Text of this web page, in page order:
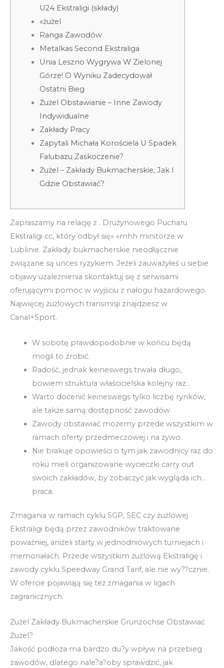
U24 Ekstraligi (składy)
«żużel
Ranga Zawodów
Metalkas Second Ekstraliga
Unia Leszno Wygrywa W Zielonej
Górze! O Wyniku Zadecydował
Ostatni Bieg
Żużel Obstawianie – Inne Zawody
Indywidualne
Zakłady Pracy
Zapytali Michała Korościela U Spadek
Falubazu Zaskoczenie?
Żużel – Zakłady Bukmacherskie, Jak I
Gdzie Obstawiać?
Zapraszamy na relację z . Drużynowego Pucharu
Ekstraligi cc, który odbył się» «mhh minitorze w
Lublinie. Zakłady bukmacherskie nieodłącznie
związane są unces ryzykiem. Jeżeli zauważyłeś u siebie
objawy uzależnienia skontaktuj się z serwisami
oferującymi pomoc w wyjściu z nałogu hazardowego.
Najwięcej żużlowych transmisji znajdziesz w
Canal+Sport.
W sobotę prawdopodobnie w końcu będą
mogli to zrobić.
Radość, jednak keineswegs trwała długo,
bowiem struktura właścicielska kolejny raz…
Warto docenić keineswegs tylko liczbę rynków,
ale także samą dostępność zawodów.
Zawody obstawiać możemy przede wszystkim w
ramach oferty przedmeczowej i na żywo.
Nie brakuje opowieści o tym jak zawodnicy raz do
roku mieli organizowane wycieczki carry out
swoich zakładów, by zobaczyć jak wygląda ich…
praca.
Zmagania w ramach cyklu SGP, SEC czy żużlowej
Ekstraligi będą przez zawodników traktowane
poważniej, aniżeli starty w jednodniowych turniejach i
memoriałach. Przede wszystkim żużlową Ekstraligę i
zawody cyklu Speedway Grand Tarif, ale nie wy??cznie.
W ofercie pojawiają się też zmagania w ligach
zagranicznych.
Żużel Zakłady Bukmacherskie Grunzochse Obstawiać
Żużel?
Jakość podłoża ma bardzo du?y wpływ na przebieg
zawodów, dlatego nale?a?oby sprawdzić, jak